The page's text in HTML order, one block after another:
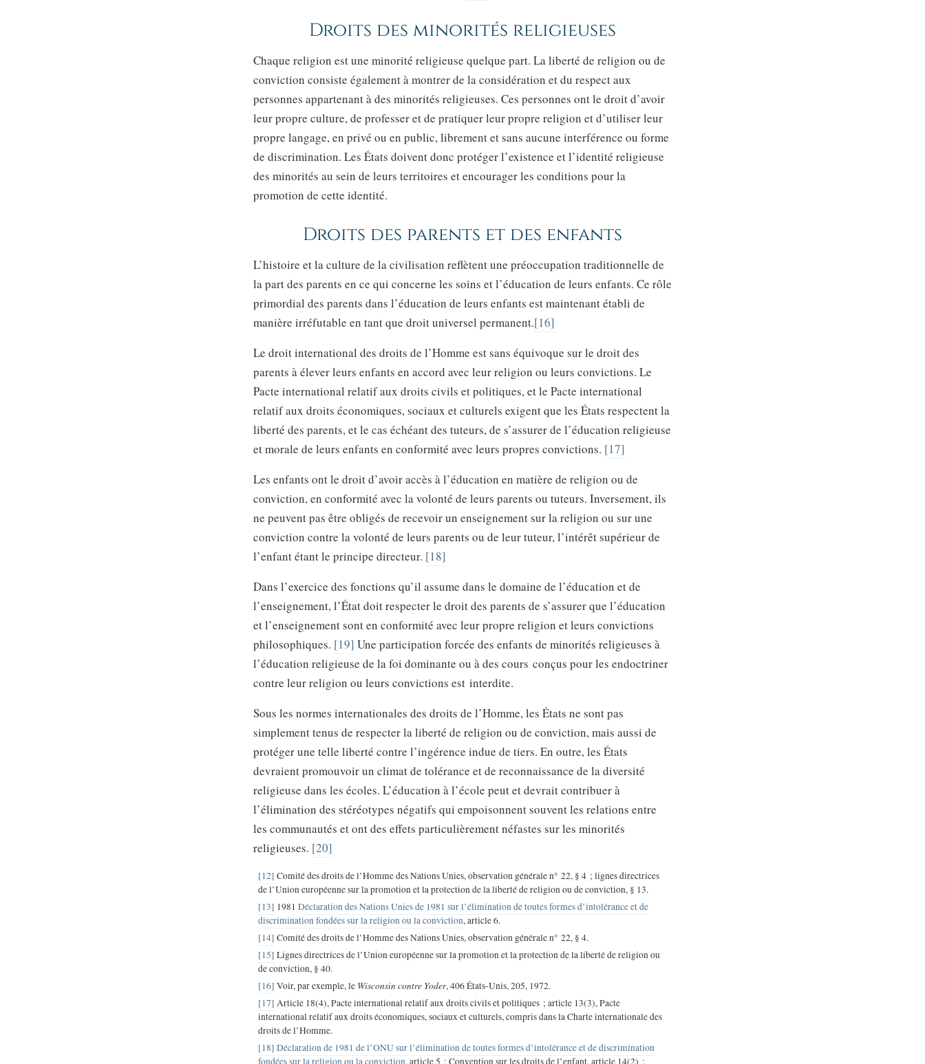
Droits des minorités religieuses
Chaque religion est une minorité religieuse quelque part. La liberté de religion ou de
conviction consiste également à montrer de la considération et du respect aux
personnes appartenant à des minorités religieuses. Ces personnes ont le droit d’avoir
leur propre culture, de professer et de pratiquer leur propre religion et d’utiliser leur
propre langage, en privé ou en public, librement et sans aucune interférence ou forme
de discrimination. Les États doivent donc protéger l’existence et l’identité religieuse
des minorités au sein de leurs territoires et encourager les conditions pour la
promotion de cette identité.
Droits des parents et des enfants
L’histoire et la culture de la civilisation reflètent une préoccupation traditionnelle de
la part des parents en ce qui concerne les soins et l’éducation de leurs enfants. Ce rôle
primordial des parents dans l’éducation de leurs enfants est maintenant établi de
manière irréfutable en tant que droit universel permanent.[16]
Le droit international des droits de l’Homme est sans équivoque sur le droit des
parents à élever leurs enfants en accord avec leur religion ou leurs convictions. Le
Pacte international relatif aux droits civils et politiques, et le Pacte international
relatif aux droits économiques, sociaux et culturels exigent que les États respectent la
liberté des parents, et le cas échéant des tuteurs, de s’assurer de l’éducation religieuse
et morale de leurs enfants en conformité avec leurs propres convictions. [17]
Les enfants ont le droit d’avoir accès à l’éducation en matière de religion ou de
conviction, en conformité avec la volonté de leurs parents ou tuteurs. Inversement, ils
ne peuvent pas être obligés de recevoir un enseignement sur la religion ou sur une
conviction contre la volonté de leurs parents ou de leur tuteur, l’intérêt supérieur de
l’enfant étant le principe directeur. [18]
Dans l’exercice des fonctions qu’il assume dans le domaine de l’éducation et de
l’enseignement, l’État doit respecter le droit des parents de s’assurer que l’éducation
et l’enseignement sont en conformité avec leur propre religion et leurs convictions
philosophiques. [19] Une participation forcée des enfants de minorités religieuses à
l’éducation religieuse de la foi dominante ou à des cours conçus pour les endoctriner
contre leur religion ou leurs convictions est interdite.
Sous les normes internationales des droits de l’Homme, les États ne sont pas
simplement tenus de respecter la liberté de religion ou de conviction, mais aussi de
protéger une telle liberté contre l’ingérence indue de tiers. En outre, les États
devraient promouvoir un climat de tolérance et de reconnaissance de la diversité
religieuse dans les écoles. L’éducation à l’école peut et devrait contribuer à
l’élimination des stéréotypes négatifs qui empoisonnent souvent les relations entre
les communautés et ont des effets particulièrement néfastes sur les minorités
religieuses. [20]
[12] Comité des droits de l’Homme des Nations Unies, observation générale n° 22, § 4 ; lignes directrices
de l’Union européenne sur la promotion et la protection de la liberté de religion ou de conviction, § 13.
[13] 1981 Déclaration des Nations Unies de 1981 sur l’élimination de toutes formes d’intolérance et de
discrimination fondées sur la religion ou la conviction, article 6.
[14] Comité des droits de l’Homme des Nations Unies, observation générale n° 22, § 4.
[15] Lignes directrices de l’Union européenne sur la promotion et la protection de la liberté de religion ou
de conviction, § 40.
[16] Voir, par exemple, le Wisconsin contre Yoder, 406 États-Unis, 205, 1972.
[17] Article 18(4), Pacte international relatif aux droits civils et politiques ; article 13(3), Pacte
international relatif aux droits économiques, sociaux et culturels, compris dans la Charte internationale des
droits de l’Homme.
[18] Déclaration de 1981 de l’ONU sur l’élimination de toutes formes d’intolérance et de discrimination
fondées sur la religion ou la conviction, article 5 ; Convention sur les droits de l’enfant, article 14(2) ;